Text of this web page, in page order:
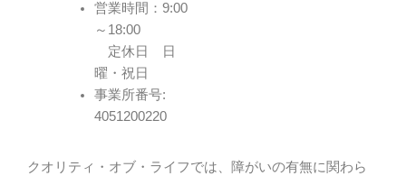
営業時間：9:00
～18:00
定休日 日
曜・祝日
事業所番号:
4051200220
クオリティ・オブ・ライフでは、障がいの有無に関わら